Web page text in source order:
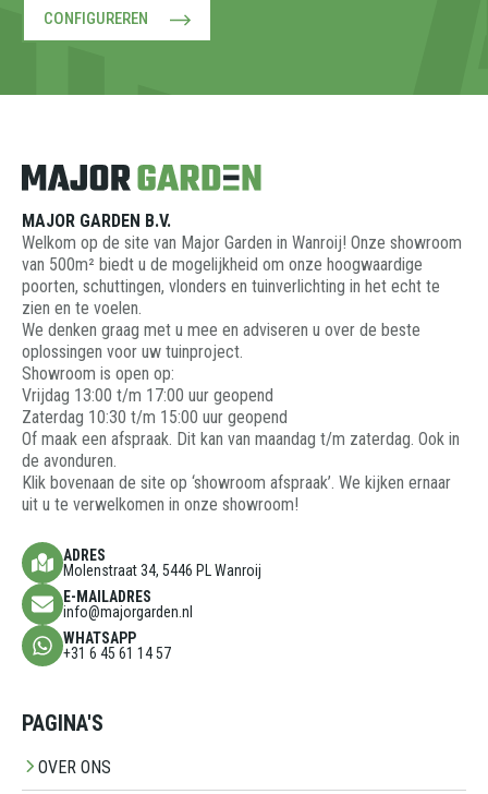
CONFIGUREREN
MAJOR GARDEN B.V.
Welkom op de site van Major Garden in Wanroij! Onze showroom
van 500m² biedt u de mogelijkheid om onze hoogwaardige
poorten, schuttingen, vlonders en tuinverlichting in het echt te
zien en te voelen.
We denken graag met u mee en adviseren u over de beste
oplossingen voor uw tuinproject.
Showroom is open op:
Vrijdag 13:00 t/m 17:00 uur geopend
Zaterdag 10:30 t/m 15:00 uur geopend
Of maak een afspraak. Dit kan van maandag t/m zaterdag. Ook in
de avonduren.
Klik bovenaan de site op ‘showroom afspraak’. We kijken ernaar
uit u te verwelkomen in onze showroom!
ADRES
Molenstraat 34, 5446 PL Wanroij
E-MAILADRES
info@majorgarden.nl
WHATSAPP
+31 6 45 61 14 57
PAGINA'S
OVER ONS